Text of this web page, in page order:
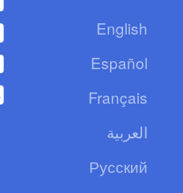
English
Español
Français
العربية
Русский